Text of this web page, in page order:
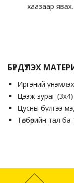
хаазаар явах.
БҮРДҮҮЛЭХ
Иргэний
Цээж зураг
Цусны бүлгээ
Төлбөрийн тал ба